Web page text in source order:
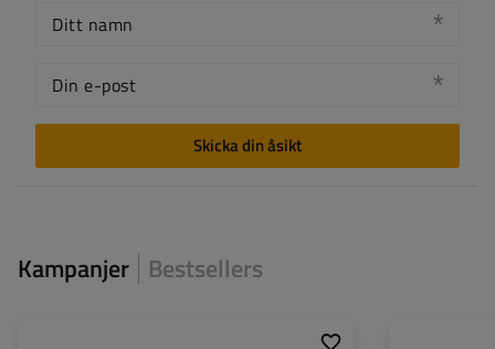
Ditt namn
Din e-post
Skicka din åsikt
Kampanjer Bestsellers